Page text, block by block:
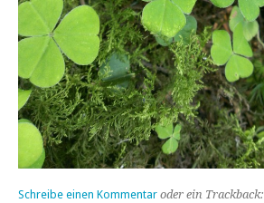
Schreibe einen Kommentar oder ein Trackback: